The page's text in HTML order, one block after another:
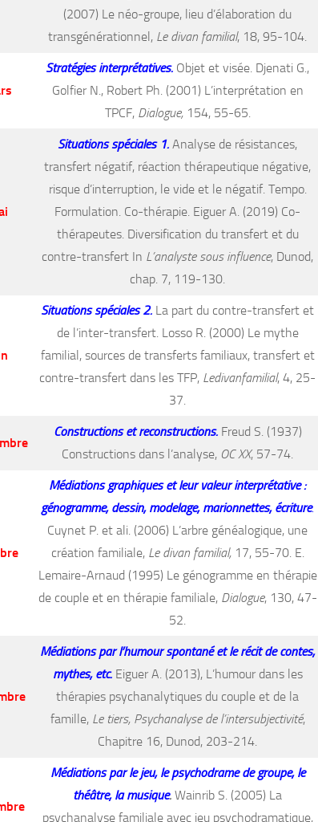
(2007) Le néo-groupe, lieu d’élaboration du
transgénérationnel, Le divan familial, 18, 95-104.
Stratégies interprétatives. Objet et visée. Djenati G.,
Golfier N., Robert Ph. (2001) L’interprétation en
TPCF, Dialogue, 154, 55-65.
Situations spéciales 1. Analyse de résistances,
transfert négatif, réaction thérapeutique négative,
risque d’interruption, le vide et le négatif. Tempo.
Formulation. Co-thérapie. Eiguer A. (2019) Co-
thérapeutes. Diversification du transfert et du
contre-transfert In L’analyste sous influence, Dunod,
chap. 7, 119-130.
Situations spéciales 2. La part du contre-transfert et
de l’inter-transfert. Losso R. (2000) Le mythe
familial, sources de transferts familiaux, transfert et
contre-transfert dans les TFP, Ledivanfamilial, 4, 25-
37.
Constructions et reconstructions. Freud S. (1937)
Constructions dans l’analyse, OC XX, 57-74.
Médiations graphiques et leur valeur interprétative :
génogramme, dessin, modelage, marionnettes, écriture.
Cuynet P. et ali. (2006) L’arbre généalogique, une
création familiale, Le divan familial, 17, 55-70. E.
Lemaire-Arnaud (1995) Le génogramme en thérapie
de couple et en thérapie familiale, Dialogue, 130, 47-
52.
Médiations par l’humour spontané et le récit de contes,
mythes, etc. Eiguer A. (2013), L’humour dans les
thérapies psychanalytiques du couple et de la
famille, Le tiers, Psychanalyse de l’intersubjectivité,
Chapitre 16, Dunod, 203-214.
Médiations par le jeu, le psychodrame de groupe, le
théâtre, la musique. Wainrib S. (2005) La
psychanalyse familiale avec jeu psychodramatique,